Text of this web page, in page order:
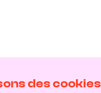
des cookies